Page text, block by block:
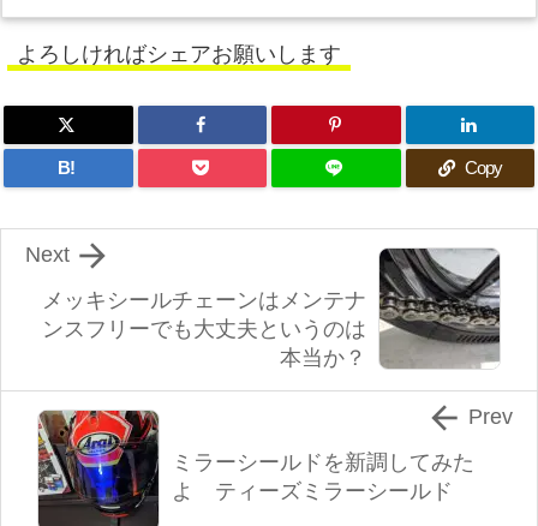
よろしければシェアお願いします
B! Copy
メッキシールチェーンはメンテナ
ンスフリーでも大丈夫というのは
本当か？

Next
ミラーシールドを新調してみた
よ ティーズミラーシールド
 Prev